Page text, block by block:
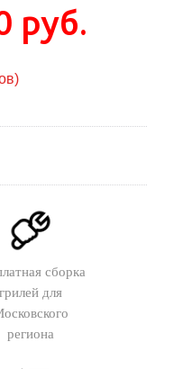
руб.
сборка
грилей для
региона